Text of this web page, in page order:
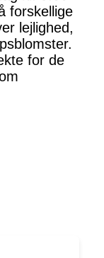
forskellige
lejlighed,
for de